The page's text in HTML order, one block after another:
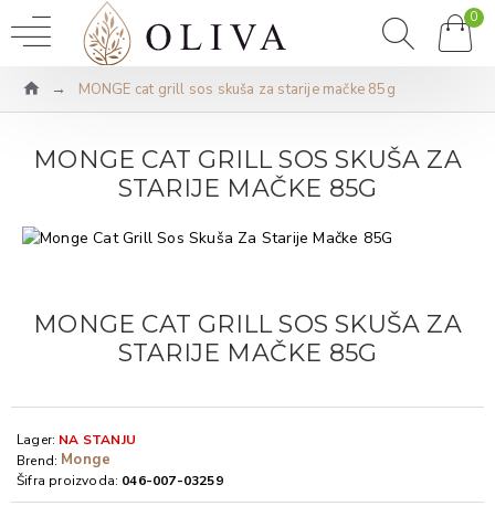
0
MONGE cat grill sos skuša za starije mačke 85g
MONGE CAT GRILL SOS SKUŠA ZA
STARIJE MAČKE 85G
MONGE CAT GRILL SOS SKUŠA ZA
STARIJE MAČKE 85G
Lager: NA STANJU
Brend: Monge
Šifra proizvoda: 046-007-03259